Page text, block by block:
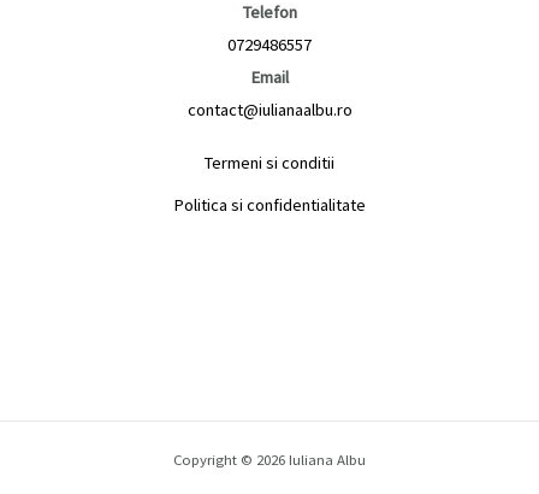
Telefon
0729486557
Email
contact@iulianaalbu.ro
Termeni si conditii
Politica si confidentialitate
Copyright © 2026 Iuliana Albu